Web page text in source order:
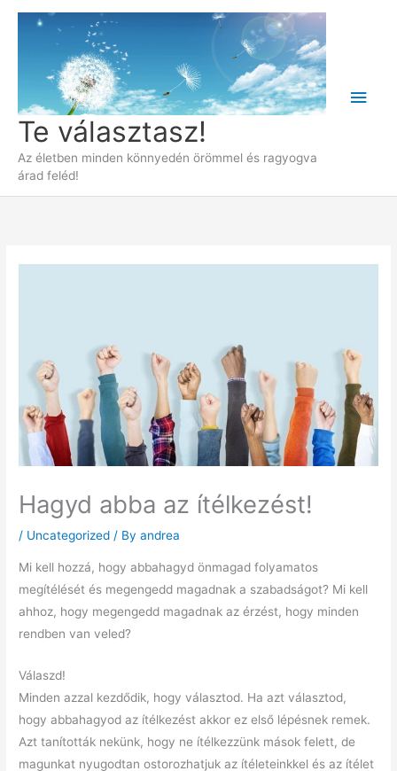
Skip
Te választasz!
Az életben minden könnyedén örömmel és ragyogva
árad feléd!
Main
Hagyd abba az ítélkezést!
/ Uncategorized / Byandrea
Mi kell hozzá, hogy abbahagyd önmagad folyamatos
megítélését és megengedd magadnak a szabadságot? Mi kell
ahhoz, hogy megengedd magadnak az érzést, hogy minden
rendben van veled?
Válaszd!
Minden azzal kezdődik, hogy választod. Ha azt választod,
hogy abbahagyod az ítélkezést akkor ez első lépésnek remek.
Azt tanították nekünk, hogy ne ítélkezzünk mások felett, de
magunkat nyugodtan ostorozhatjuk az ítéleteinkkel és az ítélet